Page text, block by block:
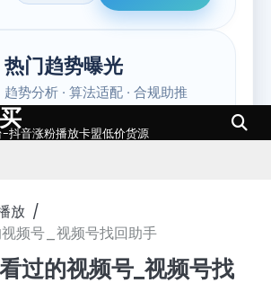
抖音涨粉播放卡盟低价货源
放
频号_视频号找回助手
过的视频号_视频号找